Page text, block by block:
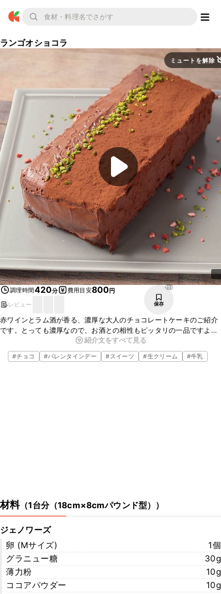
ランゴオショコラ
ミュートを解除
調理時間420分 費用目安800円
レビュー
719
保存
赤ワインとラム酒が香る、濃厚な大人のチョコレートケーキのご紹介
です。とっても濃厚なので、お酒との相性もピッタリの一品ですよ。
バレンタインのプレゼントにもぴったりの一品なので、この機会にぜ
ひ作ってみてくださいね。
紹介文をすべて見る
#チョコ #バレンタインデー #スイーツ #生クリーム #牛乳
材料（1台分（18cm×8cmパウンド型） ）
ジェノワーズ
卵 (Mサイズ)
1個
グラニュー糖
30g
薄力粉
10g
ココアパウダー
10g